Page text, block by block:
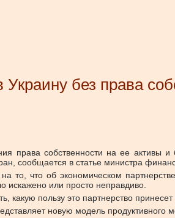
без права
права собственности на ее активы
сообщается в статье министра
то, что об экономическом
или просто неправдиво.
какую пользу это партнерство
новую модель продуктивного